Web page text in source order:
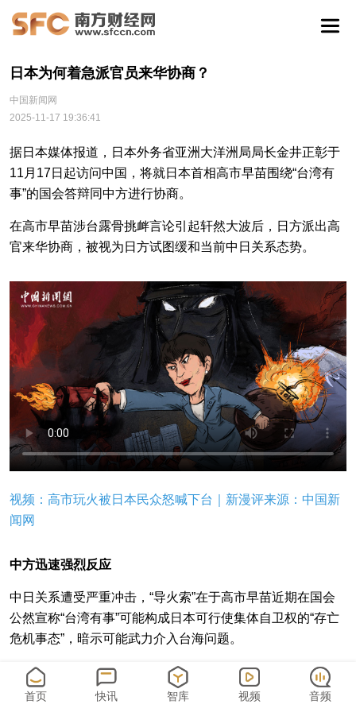
日本为何着急派官员来华协商？
中国新闻网
2025-11-17 19:36:41
据日本媒体报道，日本外务省亚洲大洋洲局局长金井正彰于
11月17日起访问中国，将就日本首相高市早苗围绕“台湾有
事”的国会答辩同中方进行协商。
在高市早苗涉台露骨挑衅言论引起轩然大波后，日方派出高
官来华协商，被视为日方试图缓和当前中日关系态势。
视频：高市玩火被日本民众怒喊下台｜新漫评来源：中国新
闻网
中方迅速强烈反应
中日关系遭受严重冲击，“导火索”在于高市早苗近期在国会
公然宣称“台湾有事”可能构成日本可行使集体自卫权的“存亡
危机事态”，暗示可能武力介入台海问题。
这是1945年以来，日本领导人首次在正式场合鼓吹所谓“台
湾有事就是日本有事”并与行使集体自卫权相关联，首次在台
首页 快讯 智库 视频 音频